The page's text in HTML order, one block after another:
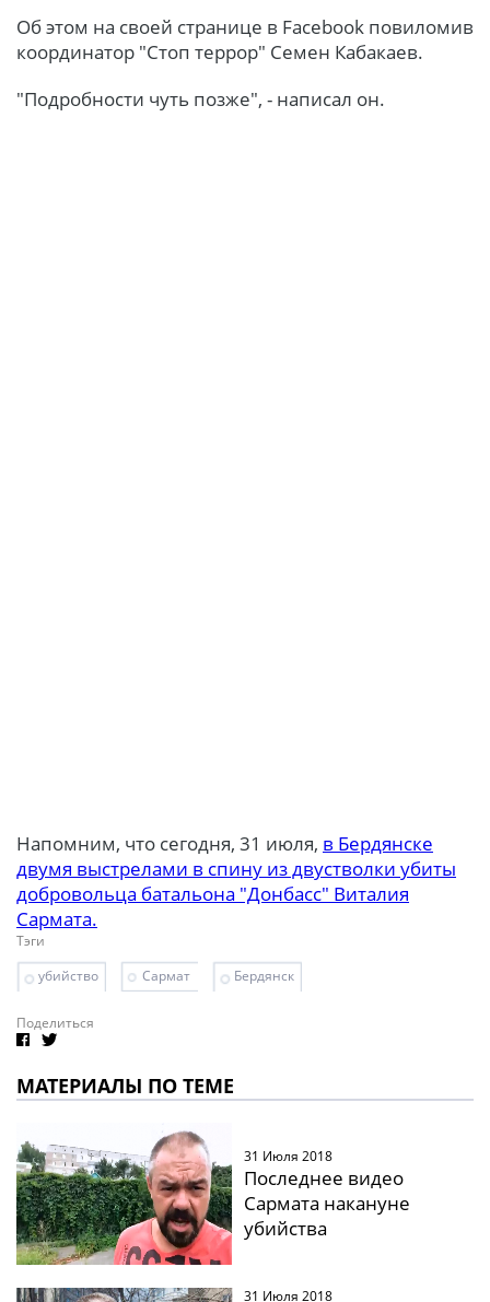
Об этом на своей странице в Facebook повиломив
координатор "Стоп террор" Семен Кабакаев.
"Подробности чуть позже", - написал он.
Напомним, что сегодня, 31 июля, в Бердянске
двумя выстрелами в спину из двустволки убиты
добровольца батальона "Донбасс" Виталия
Сармата.
Тэги
убийство
Сармат Бердянск
Поделиться
МАТЕРИАЛЫ ПО ТЕМЕ
31 Июля 2018
Последнее видео
Сармата накануне
убийства
31 Июля 2018